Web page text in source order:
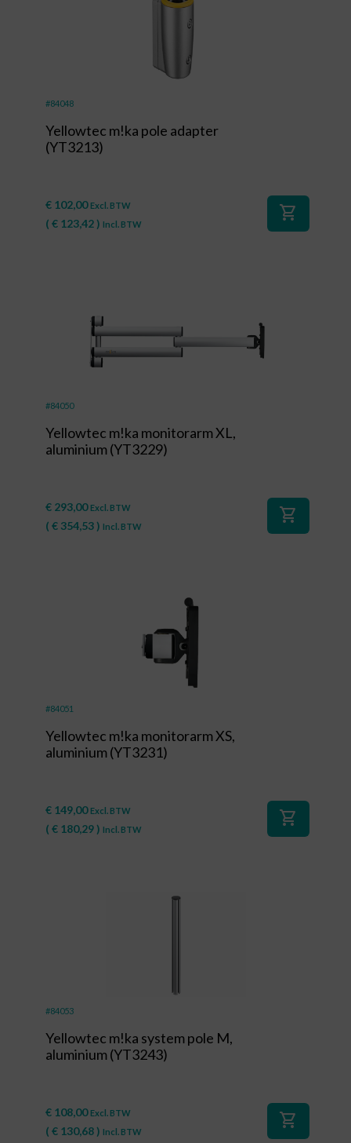
#84048
Yellowtec m!ka pole adapter
(YT3213)
€ 102,00 Excl. BTW
( € 123,42) Incl. BTW
shopping_cart
#84050
Yellowtec m!ka monitorarm XL,
aluminium (YT3229)
€ 293,00 Excl. BTW
( € 354,53) Incl. BTW
shopping_cart
#84051
Yellowtec m!ka monitorarm XS,
aluminium (YT3231)
€ 149,00 Excl. BTW
( € 180,29) Incl. BTW
shopping_cart
#84053
Yellowtec m!ka system pole M,
aluminium (YT3243)
€ 108,00 Excl. BTW
( € 130,68) Incl. BTW
shopping_cart